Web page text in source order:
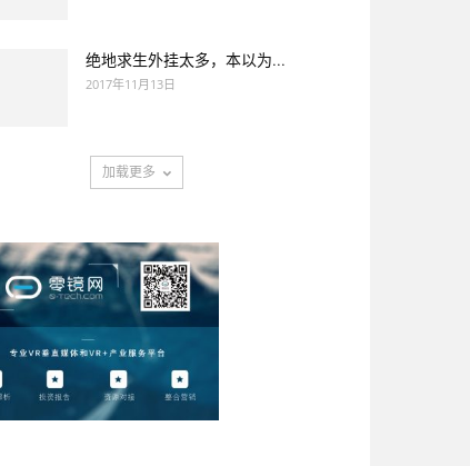
绝地求生外挂太多，本以为...
2017年11月13日
加载更多